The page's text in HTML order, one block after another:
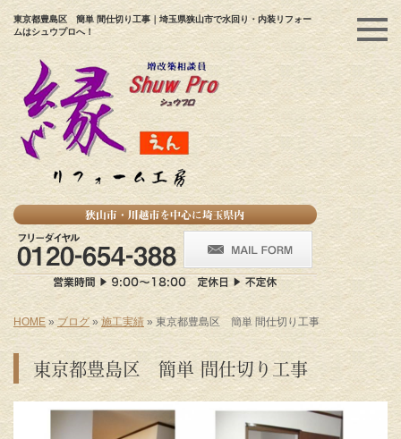
東京都豊島区 簡単 間仕切り工事｜埼玉県狭山市で水回り・内装リフォー
ムはシュウプロへ！
HOME »ブログ » 施工実績 » 東京都豊島区 簡単 間仕切り工事
東京都豊島区 簡単 間仕切り工事